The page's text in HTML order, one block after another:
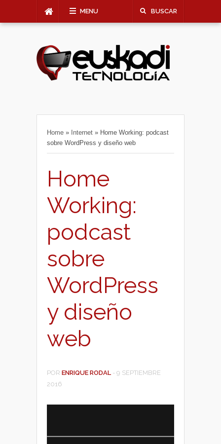
MENU BUSCAR
Home » Internet » Home Working: podcast
sobre WordPress y diseño web
Home
Working:
podcast
sobre
WordPress
y diseño
web
POR ENRIQUE RODAL - 9 SEPTIEMBRE
2016